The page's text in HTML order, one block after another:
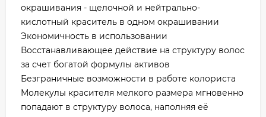
окрашивания - щелочной и нейтрально-
кислотный краситель в одном окрашивании
Экономичность в использовании
Восстанавливающее действие на структуру волос
за счет богатой формулы активов
Безграничные возможности в работе колориста
Молекулы красителя мелкого размера мгновенно
попадают в структуру волоса, наполняя её